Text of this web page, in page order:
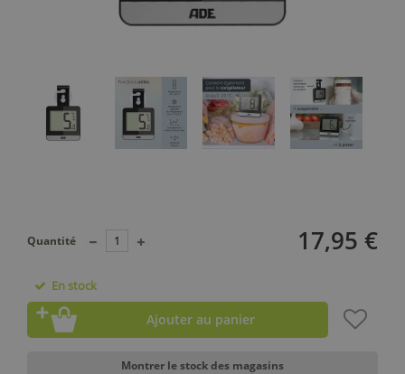
17,95 €
Quantité
En stock
Ajouter au panier
Montrer le stock des magasins